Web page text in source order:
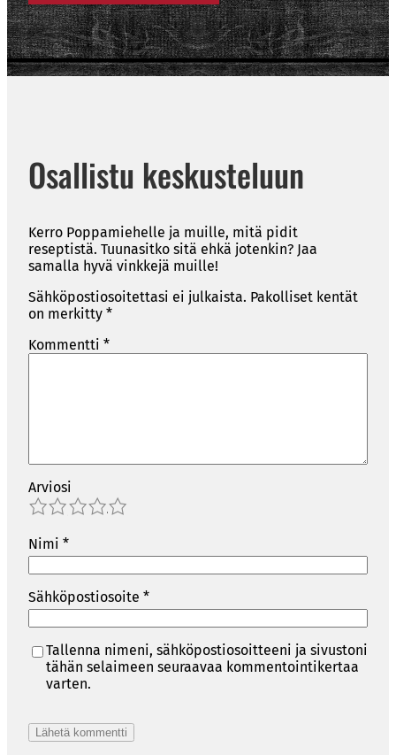
Osallistu keskusteluun
Kerro Poppamiehelle ja muille, mitä pidit
reseptistä. Tuunasitko sitä ehkä jotenkin? Jaa
samalla hyvä vinkkejä muille!
Sähköpostiosoitettasi ei julkaista. Pakolliset kentät
on merkitty *
Kommentti *
Arviosi
4
3
2
1
Nimi *
Sähköpostiosoite *
Tallenna nimeni, sähköpostiosoitteeni ja sivustoni
tähän selaimeen seuraavaa kommentointikertaa
varten.